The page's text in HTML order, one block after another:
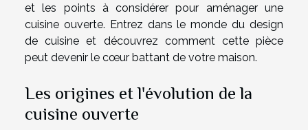
et les points à considérer pour aménager une
cuisine ouverte. Entrez dans le monde du design
de cuisine et découvrez comment cette pièce
peut devenir le cœur battant de votre maison.
Les origines et l'évolution de la
cuisine ouverte